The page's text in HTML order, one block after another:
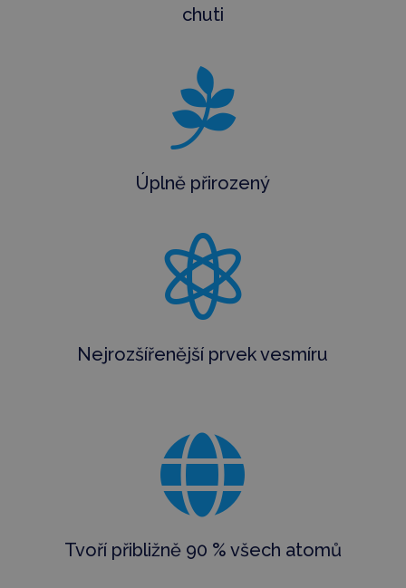
chuti

Úplně přirozený

Nejrozšířenější prvek vesmíru

Tvoří přibližně 90 % všech atomů